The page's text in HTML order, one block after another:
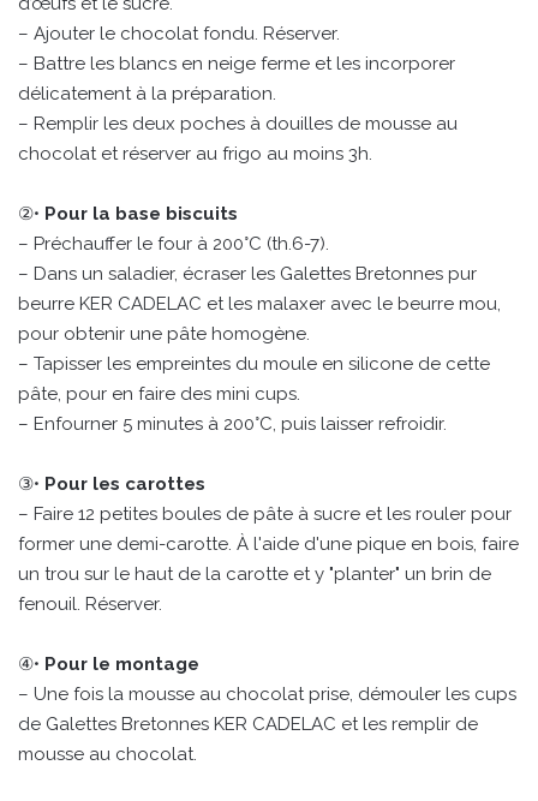
– Ajouter le chocolat fondu. Réserver.
– Battre les blancs en neige ferme et les incorporer
délicatement à la préparation.
– Remplir les deux poches à douilles de mousse au
chocolat et réserver au frigo au moins 3h.
②• Pour la base biscuits
– Préchauffer le four à 200°C (th.6-7).
– Dans un saladier, écraser les Galettes Bretonnes pur
beurre KER CADELAC et les malaxer avec le beurre mou,
pour obtenir une pâte homogène.
– Tapisser les empreintes du moule en silicone de cette
pâte, pour en faire des mini cups.
– Enfourner 5 minutes à 200°C, puis laisser refroidir.
③• Pour les carottes
– Faire 12 petites boules de pâte à sucre et les rouler pour
former une demi-carotte. À l'aide d'une pique en bois, faire
un trou sur le haut de la carotte et y "planter" un brin de
fenouil. Réserver.
④• Pour le montage
– Une fois la mousse au chocolat prise, démouler les cups
de Galettes Bretonnes KER CADELAC et les remplir de
mousse au chocolat.